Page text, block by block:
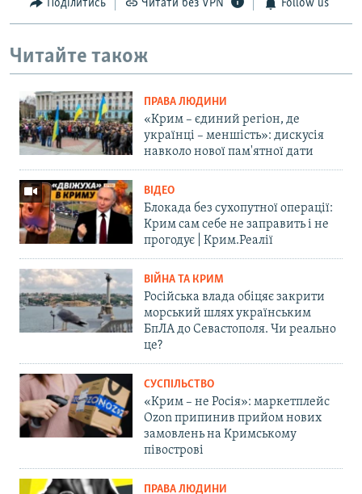
Поділитись Читати без VPN Follow us
Читайте також
ПРАВА ЛЮДИНИ
«Крим – єдиний регіон, де
українці – меншість»: дискусія
навколо нової пам'ятної дати
ВІДЕО
Блокада без сухопутної операції:
Крим сам себе не заправить і не
прогодує | Крим.Реалії
ВІЙНА ТА КРИМ
Російська влада обіцяє закрити
морський шлях українським
БпЛА до Севастополя. Чи реально
це?
СУСПІЛЬСТВО
«Крим – не Росія»: маркетплейс
Ozon припинив прийом нових
замовлень на Кримському
півострові
ПРАВА ЛЮДИНИ